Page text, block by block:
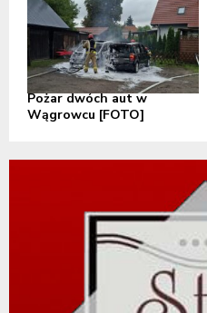
Pożar dwóch aut w
Wągrowcu [FOTO]